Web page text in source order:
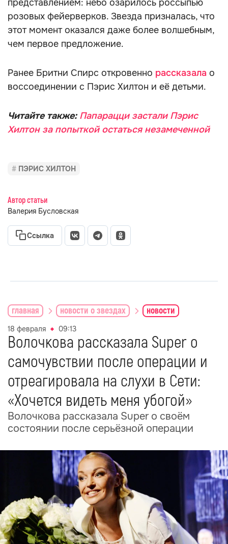
представлением: небо озарилось россыпью
розовых фейерверков. Звезда призналась, что
этот момент оказался даже более волшебным,
чем первое предложение.
Ранее Бритни Спирс откровенно рассказала о
воссоединении с Пэрис Хилтон и её детьми.
Читайте также: Папарацци застали Пэрис
Хилтон за попыткой остаться незамеченной
ПЭРИС ХИЛТОН
Автор статьи
Валерия Бусловская
Ссылка
главная новости о звездах новости
18 февраля 09:13
Волочкова рассказала Super о
самочувствии после операции и
отреагировала на слухи в Сети:
«Хочется видеть меня убогой»
Волочкова рассказала Super о своём
состоянии после серьёзной операции